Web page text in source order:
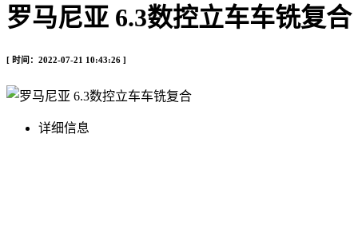
罗马尼亚 6.3数控立车车铣复合
[ 时间：2022-07-21 10:43:26 ]
详细信息